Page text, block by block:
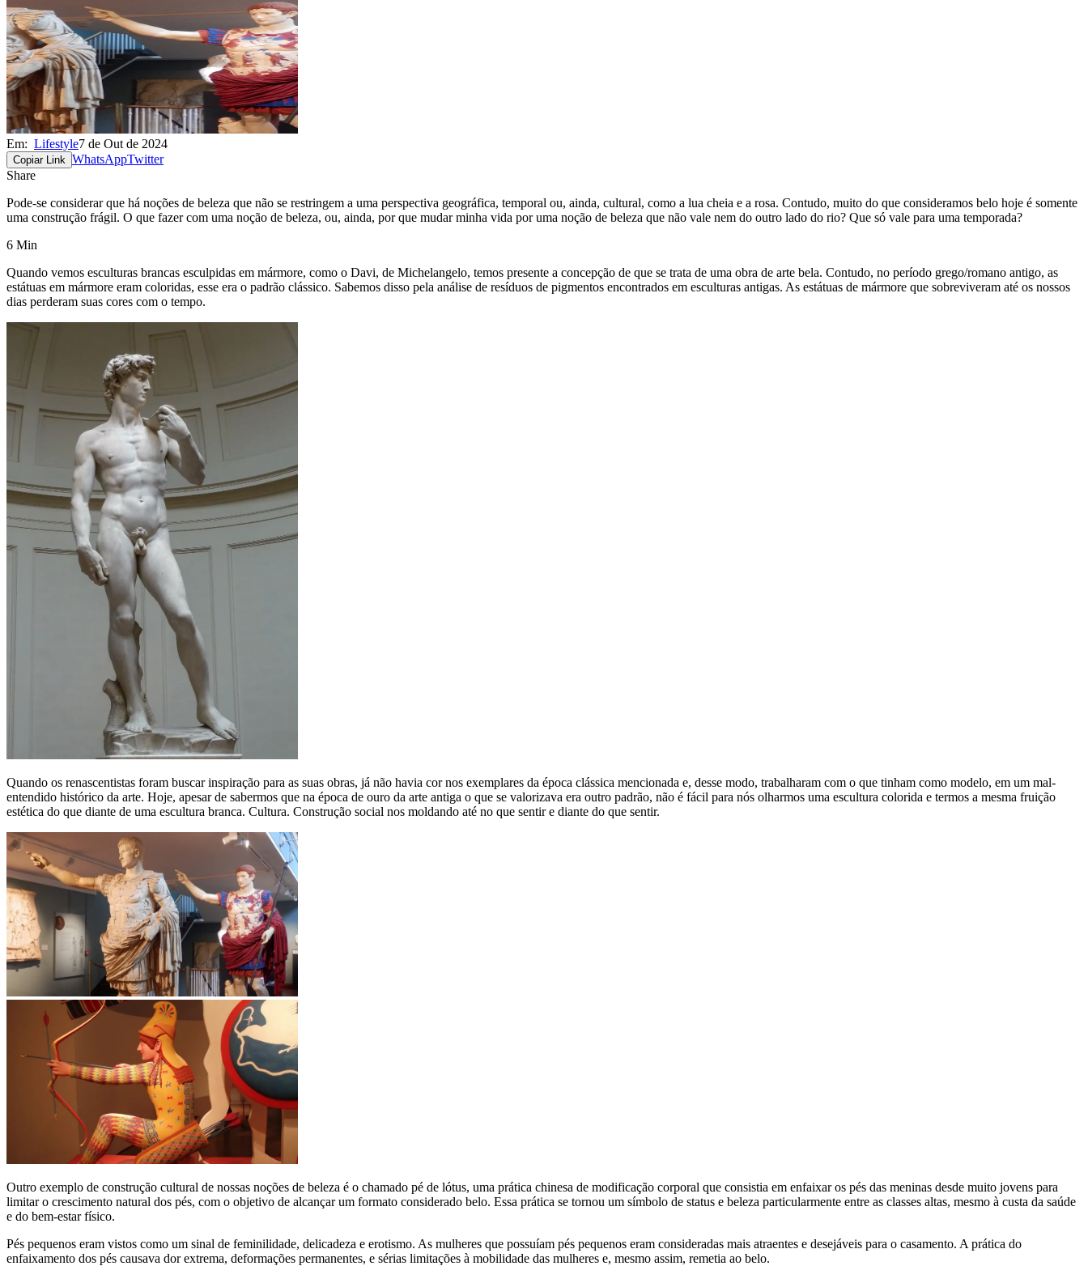
Em: Lifestyle7 de Out de 2024
Copiar Link WhatsAppTwitter
Share
Pode-se considerar que há noções de beleza que não se restringem a uma perspectiva geográfica, temporal ou, ainda, cultural, como a lua cheia e a rosa. Contudo, muito do que consideramos belo hoje é somente
uma construção frágil. O que fazer com uma noção de beleza, ou, ainda, por que mudar minha vida por uma noção de beleza que não vale nem do outro lado do rio? Que só vale para uma temporada?
6 Min
Quando vemos esculturas brancas esculpidas em mármore, como o Davi, de Michelangelo, temos presente a concepção de que se trata de uma obra de arte bela. Contudo, no período grego/romano antigo, as
estátuas em mármore eram coloridas, esse era o padrão clássico. Sabemos disso pela análise de resíduos de pigmentos encontrados em esculturas antigas. As estátuas de mármore que sobreviveram até os nossos
dias perderam suas cores com o tempo.
Quando os renascentistas foram buscar inspiração para as suas obras, já não havia cor nos exemplares da época clássica mencionada e, desse modo, trabalharam com o que tinham como modelo, em um mal-
entendido histórico da arte. Hoje, apesar de sabermos que na época de ouro da arte antiga o que se valorizava era outro padrão, não é fácil para nós olharmos uma escultura colorida e termos a mesma fruição
estética do que diante de uma escultura branca. Cultura. Construção social nos moldando até no que sentir e diante do que sentir.
Outro exemplo de construção cultural de nossas noções de beleza é o chamado pé de lótus, uma prática chinesa de modificação corporal que consistia em enfaixar os pés das meninas desde muito jovens para
limitar o crescimento natural dos pés, com o objetivo de alcançar um formato considerado belo. Essa prática se tornou um símbolo de status e beleza particularmente entre as classes altas, mesmo à custa da saúde
e do bem-estar físico.
Pés pequenos eram vistos como um sinal de feminilidade, delicadeza e erotismo. As mulheres que possuíam pés pequenos eram consideradas mais atraentes e desejáveis para o casamento. A prática do
enfaixamento dos pés causava dor extrema, deformações permanentes, e sérias limitações à mobilidade das mulheres e, mesmo assim, remetia ao belo.